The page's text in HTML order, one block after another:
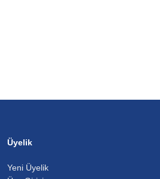
Üyelik
Yeni Üyelik